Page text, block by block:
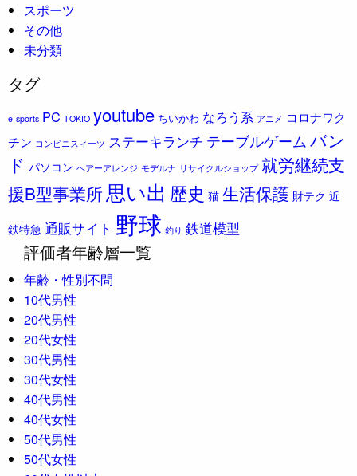
スポーツ
その他
未分類
タグ
e-sports PC TOKIO youtube ちいかわ なろう系 アニメ コロナワク
チン コンビニスィーツ ステーキランチ テーブルゲーム バン
ド パソコン ヘアーアレンジ モデルナ リサイクルショップ 就労継続支
援B型事業所 思い出 歴史 猫 生活保護 財テク 近
鉄特急 通販サイト 野球 釣り 鉄道模型
評価者年齢層一覧
年齢・性別不問
10代男性
20代男性
20代女性
30代男性
30代女性
40代男性
40代女性
50代男性
50代女性